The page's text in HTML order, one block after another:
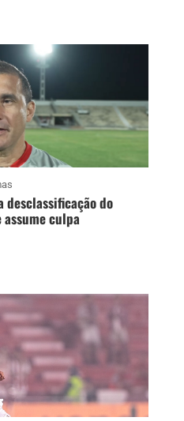
do
culpa